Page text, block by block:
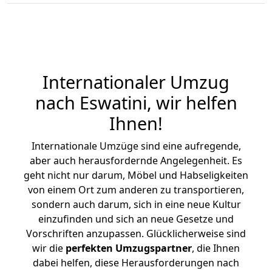
Internationaler Umzug
nach Eswatini, wir helfen
Ihnen!
Internationale Umzüge sind eine aufregende,
aber auch herausfordernde Angelegenheit. Es
geht nicht nur darum, Möbel und Habseligkeiten
von einem Ort zum anderen zu transportieren,
sondern auch darum, sich in eine neue Kultur
einzufinden und sich an neue Gesetze und
Vorschriften anzupassen. Glücklicherweise sind
wir die perfekten Umzugspartner, die Ihnen
dabei helfen, diese Herausforderungen nach